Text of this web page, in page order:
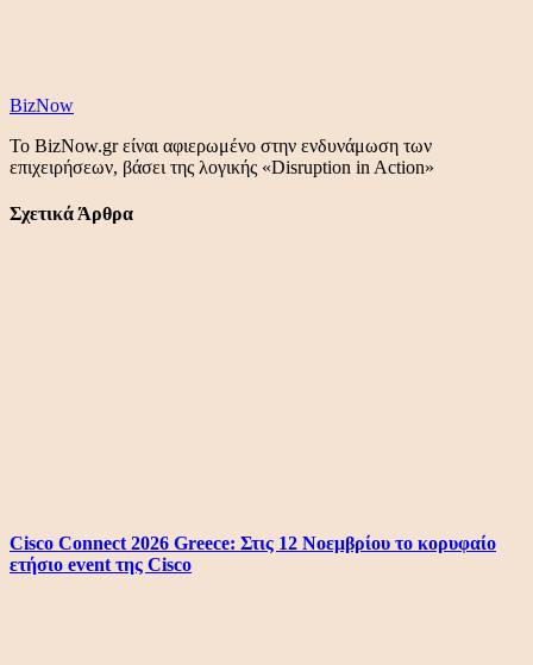
BizNow
Το BizNow.gr είναι αφιερωμένο στην ενδυνάμωση των
επιχειρήσεων, βάσει της λογικής «Disruption in Action»
Σχετικά Άρθρα
Cisco Connect 2026 Greece: Στις 12 Νοεμβρίου το κορυφαίο
ετήσιο event της Cisco